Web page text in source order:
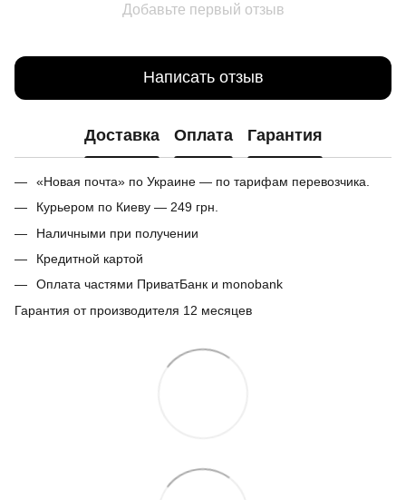
Добавьте первый отзыв
Написать отзыв
Доставка Оплата Гарантия
«Новая почта» по Украине — по тарифам перевозчика.
Курьером по Киеву — 249 грн.
Наличными при получении
Кредитной картой
Оплата частями ПриватБанк и monobank
Гарантия от производителя 12 месяцев